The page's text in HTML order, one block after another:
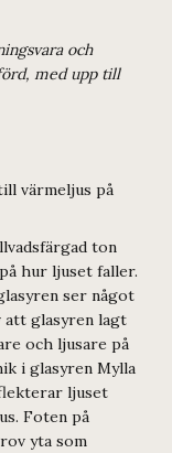
och
med upp till
värmeljus på
ton
hur ljuset faller.
ser något
att glasyren lagt
och ljusare på
i glasyren Mylla
ljuset
Foten på
yta som